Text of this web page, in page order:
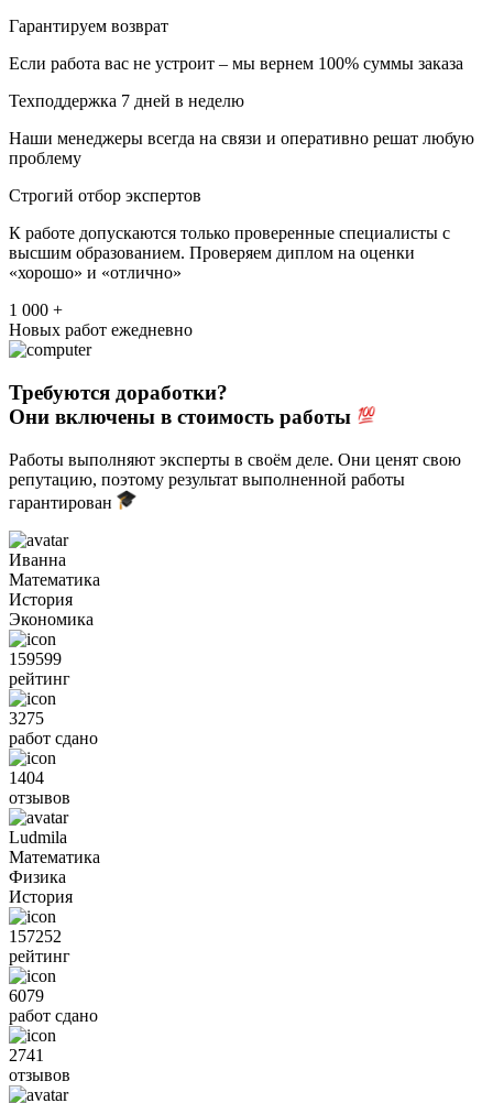
Гарантируем возврат
Если работа вас не устроит – мы вернем 100% суммы заказа
Техподдержка 7 дней в неделю
Наши менеджеры всегда на связи и оперативно решат любую
проблему
Строгий отбор экспертов
К работе допускаются только проверенные специалисты с
высшим образованием. Проверяем диплом на оценки
«хорошо» и «отлично»
1 000 +
Новых работ ежедневно
Требуются доработки?
Они включены в стоимость работы
Работы выполняют эксперты в своём деле. Они ценят свою
репутацию, поэтому результат выполненной работы
гарантирован
Иванна
Математика
История
Экономика
159599
рейтинг
3275
работ сдано
1404
отзывов
Ludmila
Математика
Физика
История
157252
рейтинг
6079
работ сдано
2741
отзывов